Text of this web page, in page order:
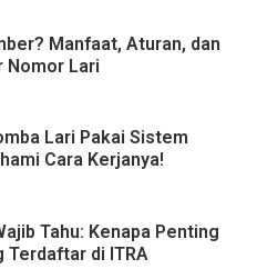
Manfaat, Aturan, dan
Nomor Lari
Lari Pakai Sistem
Cara Kerjanya!
Tahu: Kenapa Penting
Terdaftar di ITRA